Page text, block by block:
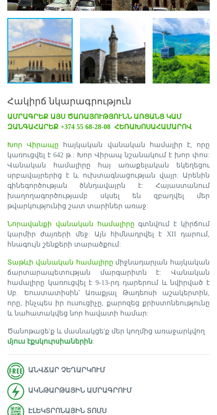
Հակիրճ նկարագրություն
ԱՄՐԱԳՐԵՔ ԱՅՍ ԾԱՌԱՅՈՒԹՅՈՒՆՆ ԱՌՑԱՆՑ ԿԱՄ
ԶԱՆԳԱՀԱՐԵՔ +374 55 68-28-08 ՀԵՌԱԽՈՍԱՀԱՄԱՐՈՎ
Խոր Վիրապը հայկական վանական համալիր է, որը
կառուցվել է 642 թ.: Խոր Վիրապ նշանակում է խոր փոս:
Վանական համալիրը հայ առաքելական եկեղեցու
սրբավայրերից է և ուխտագնացության վայր: Արենին
գինեգործության ծննդավայրն է: Հայաստանում
խաղողագործությամբ սկսել են զբաղվել մեր
թվարկությունից շատ տարիներ առաջ:
Նորավանքի վանական համալիրը գտնվում է կիրճում
կարմիր ժայռերի մեջ: Այն հիմնադրվել է XII դարում,
հնագույն շենքերի տարածքում:
Տաթևի վանական համալիրը միջնադարյան հայկական
ճարտարապետության մարգարիտն է: Վանական
համալիրը կառուցվել է 9-13-րդ դարերում և նվիրված է
Սբ. Եուստատիսին՝ Առաքյալ Թադեոսի աշակերտին,
որը, ինչպես իր ուսուցիչը, քարոզեց քրիստոնեությունը
և նահատակվեց նոր հավատի համար:
Ծանոթացե'ք և մասնակցե'ք մեր կողմից առաջարկվող
մյուս էքսկուրսիաներին:
ԱՆՎՃԱՐ ՉԵՂԱՐԿՈՒՄ
ԱԿՆԹԱՐԹԱՅԻՆ ԱՄՐԱԳՐՈՒՄ
ԷԼԵԿՏՐՈՆԱՅԻՆ ՏՈՄՍ